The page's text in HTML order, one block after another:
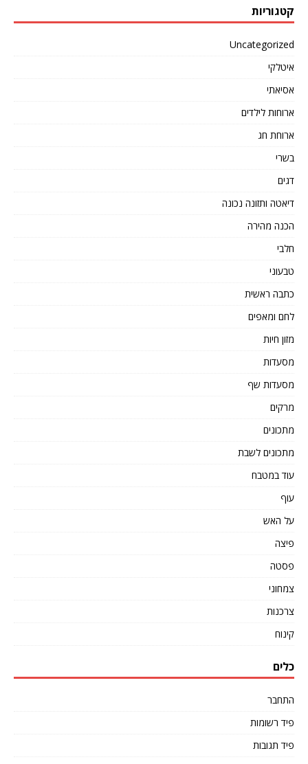
קטגוריות
Uncategorized
איטלקי
אסיאתי
ארוחות לילדים
ארוחת חג
בשרי
דגים
דיאטה ותזונה נכונה
הכנה מהירה
חלבי
טבעוני
כתבה ראשית
לחם ומאפים
מזון חיות
מסעדות
מסעדות שף
מרקים
מתכונים
מתכונים לשבת
עוד במטבח
עוף
על האש
פיצה
פסטה
צמחוני
צרכנות
קינוח
כלים
התחבר
פיד רשומות
פיד תגובות